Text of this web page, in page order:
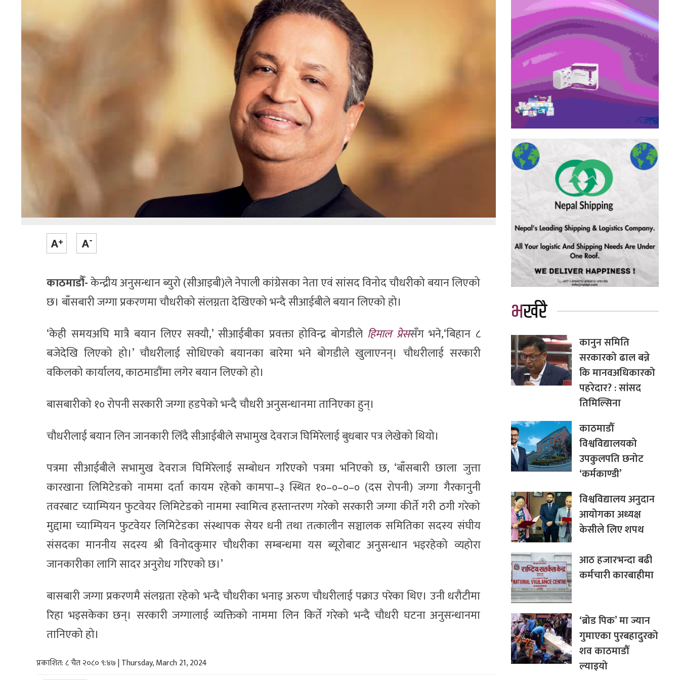
काठमाडौँ-केन्द्रीय अनुसन्धान ब्युरो (सीआइबी)ले नेपाली कांग्रेसका नेता एवं सांसद विनोद चौधरीको बयान लिएको
छ। बाँसबारी जग्गा प्रकरणमा चौधरीको संलग्नता देखिएको भन्दै सीआईबीले बयान लिएको हो।
‘केही समयअघि मात्रै बयान लिएर सक्यौ,’ सीआईबीका प्रवक्ता होविन्द्र बोगडीले हिमाल प्रेससँग भने,‘बिहान ८
बजेदेखि लिएको हो।’ चौधरीलाई सोधिएको बयानका बारेमा भने बोगडीले खुलाएनन्। चौधरीलाई सरकारी
वकिलको कार्यालय, काठमाडौंमा लगेर बयान लिएको हो।
बासबारीको १० रोपनी सरकारी जग्गा हडपेको भन्दै चौधरी अनुसन्धानमा तानिएका हुन्।
चौधरीलाई बयान लिन जानकारी लिँदै सीआईबीले सभामुख देवराज घिमिरेलाई बुधबार पत्र लेखेको थियो।
पत्रमा सीआईबीले सभामुख देवराज घिमिरेलाई सम्बोधन गरिएको पत्रमा भनिएको छ, ‘बाँसबारी छाला जुत्ता
कारखाना लिमिटेडको नाममा दर्ता कायम रहेको कामपा–३ स्थित १०–०–०–० (दस रोपनी) जग्गा गैरकानुनी
तवरबाट च्याम्पियन फुटवेयर लिमिटेडको नाममा स्वामित्व हस्तान्तरण गरेको सरकारी जग्गा कीर्ते गरी ठगी गरेको
मुद्दामा च्याम्पियन फुटवेयर लिमिटेडका संस्थापक सेयर धनी तथा तत्कालीन सञ्चालक समितिका सदस्य संघीय
संसदका माननीय सदस्य श्री विनोदकुमार चौधरीका सम्बन्धमा यस ब्यूरोबाट अनुसन्धान भइरहेको व्यहोरा
जानकारीका लागि सादर अनुरोध गरिएको छ।’
बासबारी जग्गा प्रकरणमै संलग्नता रहेको भन्दै चौधरीका भनाइ अरुण चौधरीलाई पक्राउ परेका थिए। उनी धरौटीमा
रिहा भइसकेका छन्। सरकारी जग्गालाई व्यक्तिको नाममा लिन किर्ते गरेको भन्दै चौधरी घटना अनुसन्धानमा
तानिएको हो।
प्रकाशित: ८ चैत २०८० ९:४७ | Thursday, March 21, 2024
भर्खरै
कानुन समिति
सरकारको ढाल बन्ने
कि मानवअधिकारको
पहरेदार? : सांसद
तिमिल्सिना
काठमाडौँ
विश्वविद्यालयको
उपकुलपति छनोट
‘कर्मकाण्डी’
विश्वविद्यालय अनुदान
आयोगका अध्यक्ष
केसीले लिए शपथ
आठ हजारभन्दा बढी
कर्मचारी कारबाहीमा
‘ब्रोड पिक’ मा ज्यान
गुमाएका पुरबहादुरको
शव काठमाडौँ
ल्याइयो